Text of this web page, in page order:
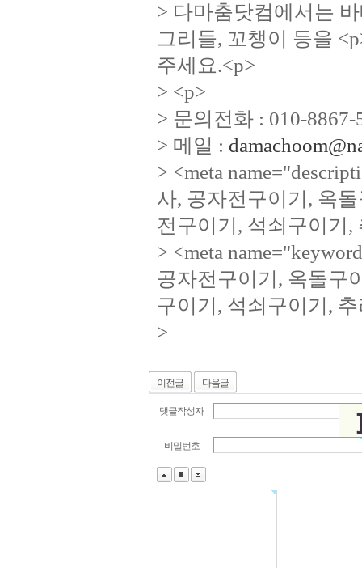
> 다마춤닷컴에서는
그리들, 꼬챙이 등을
주세요.<p>
> <p>
> 문의전화 : 010-8867-
> 메일 :
> <meta
사, 공자전구이기, 옥
전구이기, 석쇠구이기
> <meta
공자전구이기, 옥돌구
구이기, 석쇠구이기,
>
이전글 다음글
댓글작성자
비밀번호